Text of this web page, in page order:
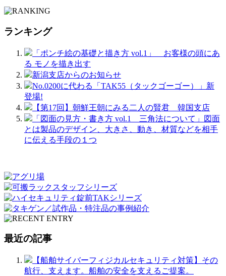
ランキング
「ポンチ絵の基礎と描き方 vol.1」 お客様の頭にあ
る モノを描き出す
新潟支店からのお知らせ
No.0200に代わる「TAK55（タックゴーゴー）」新
登場!
【第17回】朝鮮王朝にみる二人の賢君 韓国支店
「図面の見方・書き方 vol.1 三角法について」図面
とは製品のデザイン、大きさ、動き、材質などを相手
に伝える手段の１つ
最近の記事
【船舶サイバーフィジカルセキュリティ対策】その
航行、支えます。船舶の安全を支えるご提案。